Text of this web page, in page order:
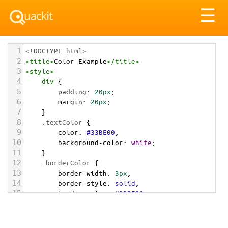
☰
1 <!DOCTYPE html>
2 <title>Color Example</title>
3 <style>
4 div {
5 padding: 20px;
6 margin: 20px;
7 }
8 .textColor {
9 color: #33BE00;
10 background-color: white;
11 }
12 .borderColor {
13 border-width: 3px;
14 border-style: solid;
15 border-color: #33BE00;